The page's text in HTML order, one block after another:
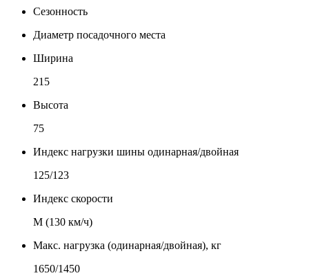
Сезонность
Диаметр посадочного места
Ширина
215
Высота
75
Индекс нагрузки шины одинарная/двойная
125/123
Индекс скорости
М (130 км/ч)
Макс. нагрузка (одинарная/двойная), кг
1650/1450